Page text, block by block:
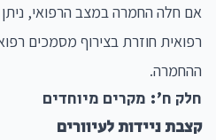
אם חלה החמרה במצב הרפואי,
רפואית חוזרת בצירוף מסמכים
ההחמרה.
חלק ח': מקרים מיוחדים
קצבת ניידות לעיוורים